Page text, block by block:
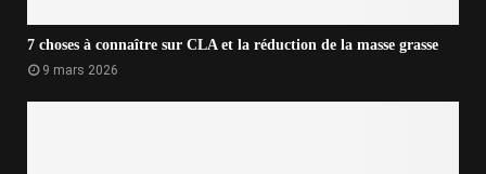
7 choses à connaître sur CLA et la réduction de la masse grasse
9 mars 2026